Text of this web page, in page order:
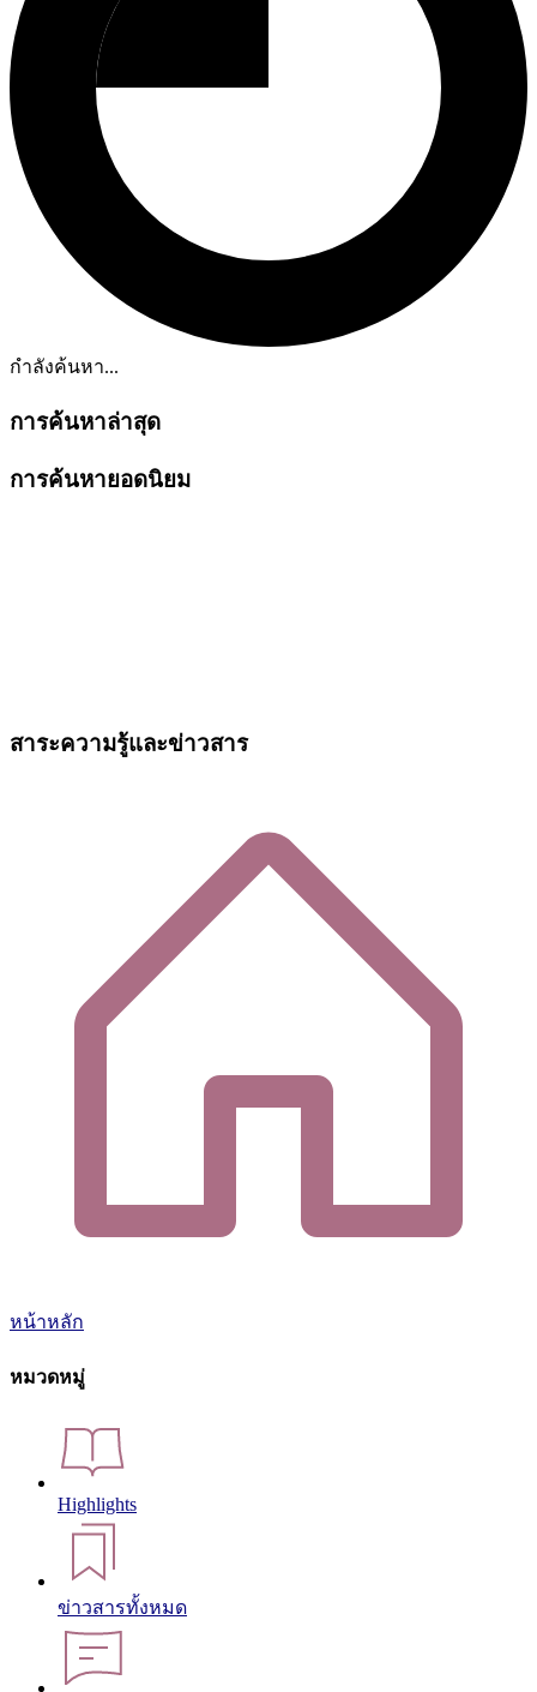
กำลังค้นหา...
การค้นหาล่าสุด
การค้นหายอดนิยม
สาระความรู้และข่าวสาร
หน้าหลัก
หมวดหมู่
Highlights
ข่าวสารทั้งหมด